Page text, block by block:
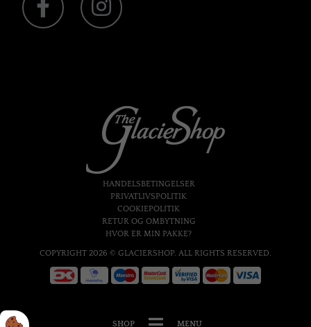
SHOP MENU
HANDELSBETINGELSER
PRIVATLIVSPOLITIK
COOKIEPOLITIK
RETUR OG OMBYTNING
HVOR ER MIN PAKKE?
COPYRIGHT 2026 © GLACIERSHOP. ALL RIGHTS RESERVED.